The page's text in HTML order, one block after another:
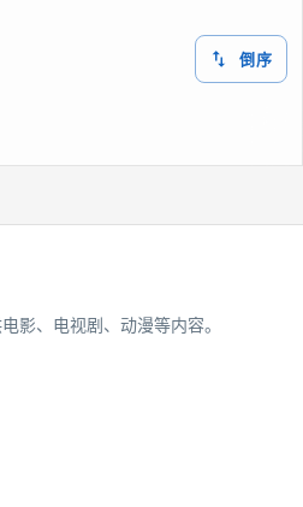
倒序
影、电视剧、动漫等内容。